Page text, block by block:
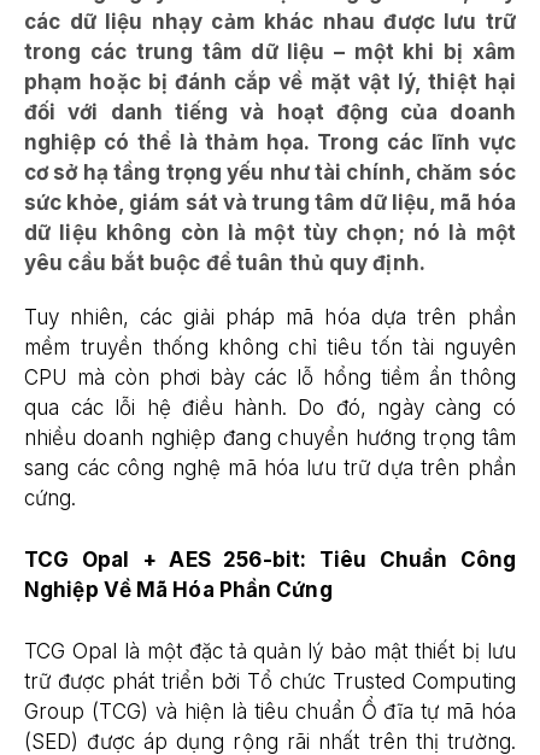
các dữ liệu nhạy cảm khác nhau được lưu trữ
trong các trung tâm dữ liệu – một khi bị xâm
phạm hoặc bị đánh cắp về mặt vật lý, thiệt hại
đối với danh tiếng và hoạt động của doanh
nghiệp có thể là thảm họa. Trong các lĩnh vực
cơ sở hạ tầng trọng yếu như tài chính, chăm sóc
sức khỏe, giám sát và trung tâm dữ liệu, mã hóa
dữ liệu không còn là một tùy chọn; nó là một
yêu cầu bắt buộc để tuân thủ quy định.
Tuy nhiên, các giải pháp mã hóa dựa trên phần
mềm truyền thống không chỉ tiêu tốn tài nguyên
CPU mà còn phơi bày các lỗ hổng tiềm ẩn thông
qua các lỗi hệ điều hành. Do đó, ngày càng có
nhiều doanh nghiệp đang chuyển hướng trọng tâm
sang các công nghệ mã hóa lưu trữ dựa trên phần
cứng.
TCG Opal + AES 256-bit: Tiêu Chuẩn Công
Nghiệp Về Mã Hóa Phần Cứng
TCG Opal là một đặc tả quản lý bảo mật thiết bị lưu
trữ được phát triển bởi Tổ chức Trusted Computing
Group (TCG) và hiện là tiêu chuẩn Ổ đĩa tự mã hóa
(SED) được áp dụng rộng rãi nhất trên thị trường.